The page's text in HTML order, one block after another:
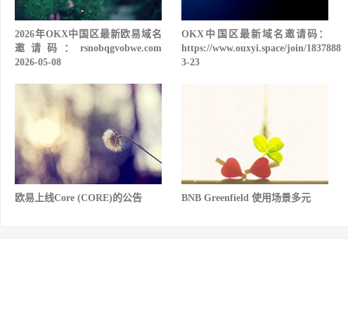
2026年OKX中国区最新欧易域名
邀请码：rsnobqgvobwe.com
2026-05-08
OKX中国区最新域名邀请码：
https://www.ouxyi.space/join/1837888
3-23
欧易上线Core (CORE)的公告 BNB Greenfield 使用场景多元